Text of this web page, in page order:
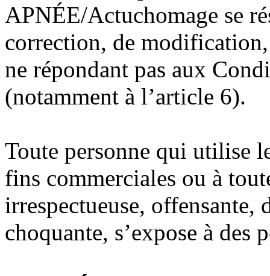
APNÉE/Actuchomage se
correction, de
ne répondant pas aux
(notamment à l’article 6).
Toute personne qui utilise
fins commerciales ou à
irrespectueuse,
choquante, s’expose à des